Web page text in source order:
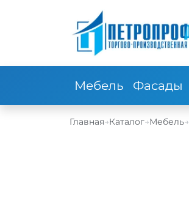
Мебель Фасады
Главная→Каталог→Мебель→